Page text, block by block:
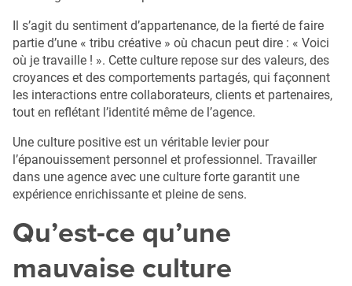
Il s’agit du sentiment d’appartenance, de la fierté de faire
partie d’une « tribu créative » où chacun peut dire : « Voici
où je travaille ! ». Cette culture repose sur des valeurs, des
croyances et des comportements partagés, qui façonnent
les interactions entre collaborateurs, clients et partenaires,
tout en reflétant l’identité même de l’agence.
Une culture positive est un véritable levier pour
l’épanouissement personnel et professionnel. Travailler
dans une agence avec une culture forte garantit une
expérience enrichissante et pleine de sens.
Qu’est-ce qu’une
mauvaise culture